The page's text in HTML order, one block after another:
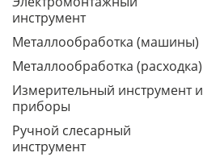
инструмент
Металлообработка (машины)
Металлообработка (расходка)
Измерительный инструмент и
приборы
Ручной слесарный
инструмент